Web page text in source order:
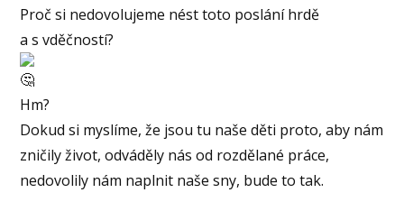
Proč si nedovolujeme nést toto poslání hrdě
a s vděčností?
Hm?
Dokud si myslíme, že jsou tu naše děti proto, aby nám
zničily život, odváděly nás od rozdělané práce,
nedovolily nám naplnit naše sny, bude to tak.